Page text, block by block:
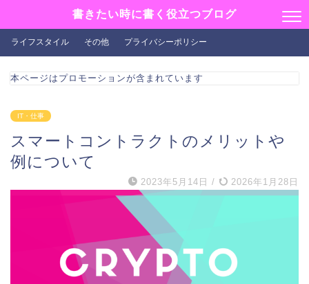
書きたい時に書く役立つブログ
ライフスタイル その他 プライバシーポリシー
本ページはプロモーションが含まれています
IT・仕事
スマートコントラクトのメリットや
例について
2023年5月14日 / 2026年1月28日